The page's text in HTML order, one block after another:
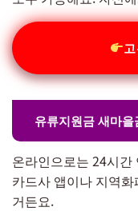
유류지원금 새마
온라인으로는 24시
카드사 앱이나 지역
거든요.